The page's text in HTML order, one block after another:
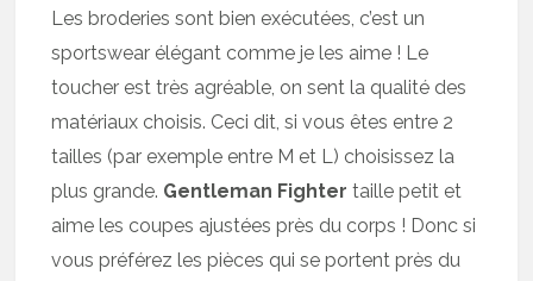
Les broderies sont bien exécutées, c’est un
sportswear élégant comme je les aime ! Le
toucher est très agréable, on sent la qualité des
matériaux choisis. Ceci dit, si vous êtes entre 2
tailles (par exemple entre M et L) choisissez la
plus grande. Gentleman Fighter taille petit et
aime les coupes ajustées près du corps ! Donc si
vous préférez les pièces qui se portent près du